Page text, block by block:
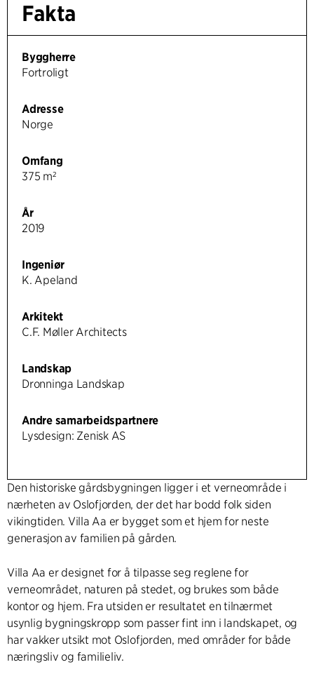
Fakta
Byggherre
Fortroligt
Adresse
Norge
Omfang
375 m²
År
2019
Ingeniør
K. Apeland
Arkitekt
C.F. Møller Architects
Landskap
Dronninga Landskap
Andre samarbeidspartnere
Lysdesign: Zenisk AS
Den historiske gårdsbygningen ligger i et verneområde i
nærheten av Oslofjorden, der det har bodd folk siden
vikingtiden. Villa Aa er bygget som et hjem for neste
generasjon av familien på gården.
Villa Aa er designet for å tilpasse seg reglene for
verneområdet, naturen på stedet, og brukes som både
kontor og hjem. Fra utsiden er resultatet en tilnærmet
usynlig bygningskropp som passer fint inn i landskapet, og
har vakker utsikt mot Oslofjorden, med områder for både
næringsliv og familieliv.